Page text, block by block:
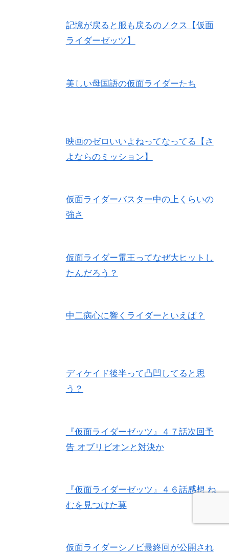
記憶が戻ると服も戻るのノクス【仮面
ライダーゼッツ】
美しい母国語の仮面ライダーたち
映画のゼロいいよねってなってる【さ
よならのミッション】
仮面ライダーバスター中の上くらいの
強さ
仮面ライダー電王ってなぜ大ヒットし
たんだろう？
中二病心に響くライダーといえば？
ディケイド後半って凸凹してると思
う？
『仮面ライダーゼッツ』４７話次回予
告 オブリビオンと対決か
『仮面ライダーゼッツ』４６話感想 ね
むを見つけた莫
仮面ライダーシノビ最終回が公開され